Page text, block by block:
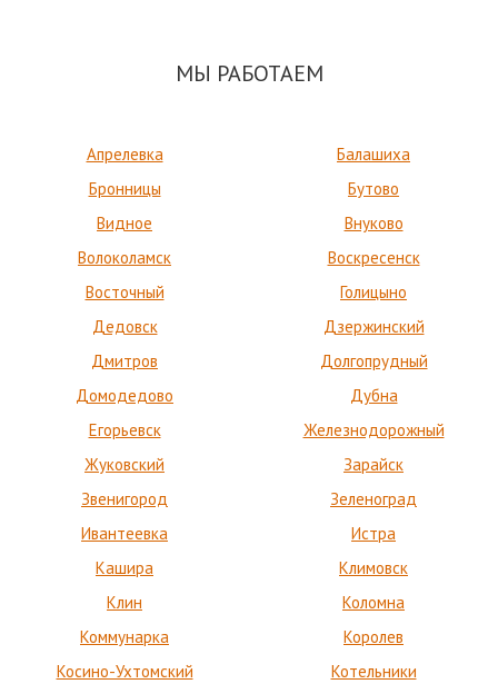
МЫ РАБОТАЕМ
Апрелевка
Балашиха
Бронницы
Бутово
Видное
Внуково
Волоколамск
Воскресенск
Восточный
Голицыно
Дедовск
Дзержинский
Дмитров
Долгопрудный
Домодедово
Дубна
Егорьевск
Железнодорожный
Жуковский
Зарайск
Звенигород
Зеленоград
Ивантеевка
Истра
Кашира
Климовск
Клин
Коломна
Коммунарка
Королев
Косино-Ухтомский
Котельники